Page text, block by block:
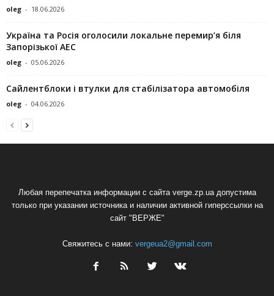
oleg - 18.06.2026
Україна та Росія оголосили локальне перемир’я біля
Запорізької АЕС
oleg - 05.06.2026
Сайлентблоки і втулки для стабілізатора автомобіля
oleg - 04.06.2026
Любая перепечатка информации с сайта verge.zp.ua допустима
только при указании источника и наличии активной гиперссылки на
сайт "ВЕРЖЕ"
Свяжитесь с нами: vergeua2@gmail.com